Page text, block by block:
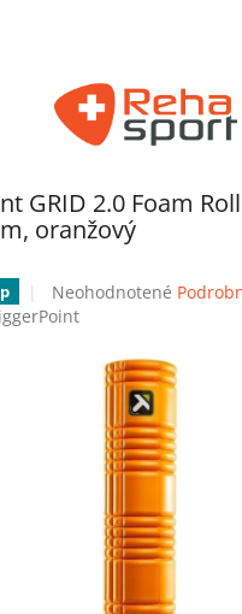
GRID 2.0 Foam
oranžový
Priemerné
hodnotenie
hviezdičiek.
Neohodnotené